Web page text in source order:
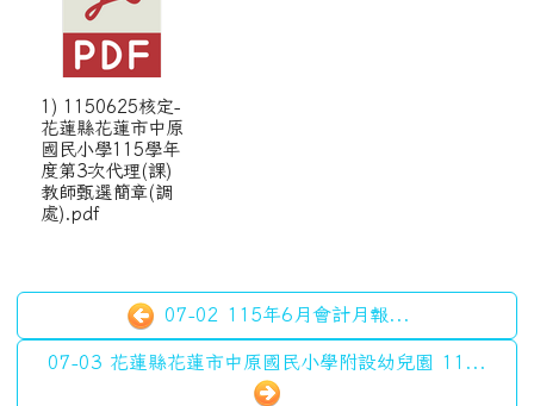
1) 1150625核定-
花蓮縣花蓮市中原
國民小學115學年
度第3次代理(課)
教師甄選簡章(調
處).pdf
07-02 115年6月會計月報...
07-03 花蓮縣花蓮市中原國民小學附設幼兒園 11...